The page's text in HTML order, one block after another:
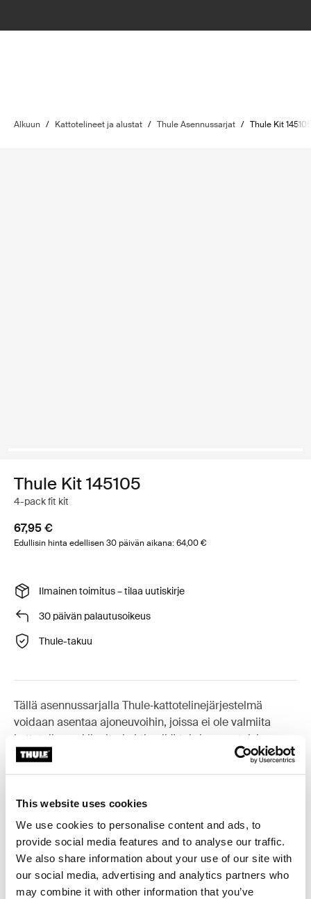
This website uses cookies
We use cookies to personalise content and ads, to
provide social media features and to analyse our traffic.
We also share information about your use of our site with
our social media, advertising and analytics partners who
may combine it with other information that you’ve
Alkuun / Kattotelineet ja alustat / Thule Asennussarjat / Thule Kit 145105
Thule Kit 145105
4-pack fit kit
67,95 €
Edullisin hinta edellisen 30 päivän aikana: 64,00 €
Ilmainen toimitus – tilaa uutiskirje
30 päivän palautusoikeus
Thule-takuu
Tällä asennussarjalla Thule‑kattotelinejärjestelmä
voidaan asentaa ajoneuvoihin, joissa ei ole valmiita
kattotelineen kiinnityskohtia eikä tehdasasenteisia
telineitä.
Toggle features
Kaikki ominaisuudet
Toggle techspec
Tekniset tiedot